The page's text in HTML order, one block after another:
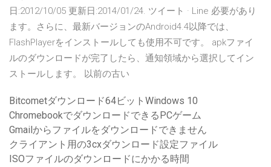
日:2012/10/05 更新日:2014/01/24. ツイート · Line 必要があり
ます。さらに、最新バージョンのAndroid4.4以降では、
FlashPlayerをインストールしても使用不可です。 apkファイ
ルのダウンロードが完了したら、通知領域から選択してイン
ストールします。 以前の古い
Bitcometダウンロード64ビットWindows 10
ChromebookでダウンロードできるPCゲーム
Gmailからファイルをダウンロードできません
クライアント用の3cxダウンロード設定ファイル
ISOファイルのダウンロードにかかる時間